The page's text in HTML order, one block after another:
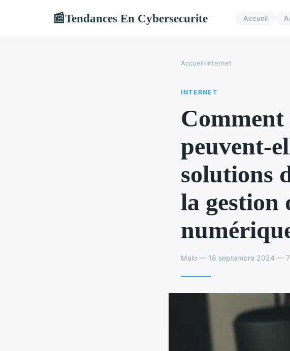
📰Tendances En Cybersecurite Accueil
Accueil›Internet
INTERNET
Comment
peuvent-
solutions
la gestion
Malo — 18 septembre 2024 —